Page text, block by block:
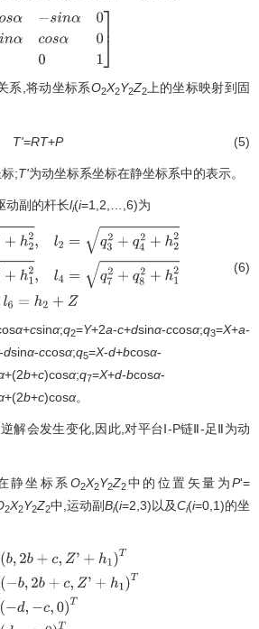
sα−s α0sinα α00
系,将动坐标系O2X2Y2Z2上的坐标映射到固
T'=RT+P (5)
;T'为动坐标系坐标在静坐标系中的表示。
动副的杆长li(i=1,2,…,6)为
2= q32 4 2 +h 2 2l3= 5 2+q 6 +h 2+q
(6)
α+csinα;q2=Y+2a-c+dsinα-ccosα;q3=X+a-
-dsinα-ccosα;q5=X-d+bcosα-
+(2b+c)cosα;q7=X+d-bcosα-
+(2b+c)cosα。
解会发生变化,因此,对平台Ⅰ-P链Ⅱ-足Ⅱ为动
静坐标系 O2X2Y2Z2中的位置矢量为P'=
2X2Y2Z2中,运动副Bi(i=2,3)以及Ci(i=0,1)的坐
b b+ h1)
c O2